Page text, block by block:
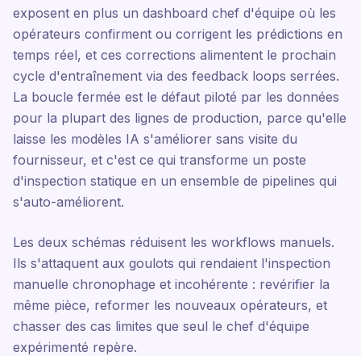
exposent en plus un dashboard chef d'équipe où les
opérateurs confirment ou corrigent les prédictions en
temps réel, et ces corrections alimentent le prochain
cycle d'entraînement via des feedback loops serrées.
La boucle fermée est le défaut piloté par les données
pour la plupart des lignes de production, parce qu'elle
laisse les modèles IA s'améliorer sans visite du
fournisseur, et c'est ce qui transforme un poste
d'inspection statique en un ensemble de pipelines qui
s'auto-améliorent.
Les deux schémas réduisent les workflows manuels.
Ils s'attaquent aux goulots qui rendaient l'inspection
manuelle chronophage et incohérente : revérifier la
même pièce, reformer les nouveaux opérateurs, et
chasser des cas limites que seul le chef d'équipe
expérimenté repère.